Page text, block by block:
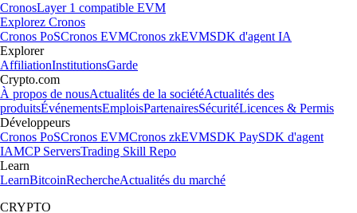
CronosLayer 1 compatible EVM
Explorez Cronos
Cronos PoSCronos EVMCronos zkEVMSDK d'agent IA
Explorer
AffiliationInstitutionsGarde
Crypto.com
À propos de nousActualités de la sociétéActualités des
produitsÉvénementsEmploisPartenairesSécuritéLicences & Permis
Développeurs
Cronos PoSCronos EVMCronos zkEVMSDK PaySDK d'agent
IAMCP ServersTrading Skill Repo
Learn
LearnBitcoinRechercheActualités du marché
CRYPTO